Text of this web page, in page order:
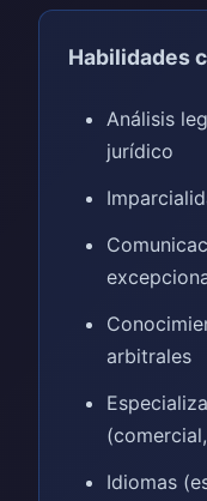
Habilidades
Análisis
jurídico
arbitrales
Idiomas